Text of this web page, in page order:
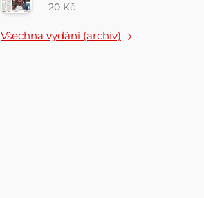
20 Kč
Všechna vydání (archiv)